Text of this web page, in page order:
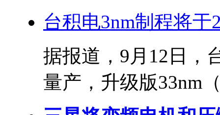
台积电3nm制程将于
据报道，9月12日，
量产，升级版33nm